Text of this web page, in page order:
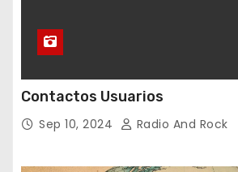
Contactos Usuarios
Sep 10, 2024 Radio And Rock